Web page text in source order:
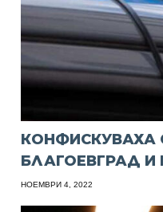
КОНФИСКУВАХА
БЛАГОЕВГРАД И
НОЕМВРИ 4, 2022